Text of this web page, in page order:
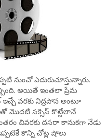
ఎదురుచూస్తున్నారు.
అయితే ఇంతలా ప్రేమ
వరకు నిద్రపోన అంటూ
మొదటి సక్సెస్ కొట్టేలానే
చివరకు దసరా కానుకగా నేడు
కొన్ని చోట్ల షోలు